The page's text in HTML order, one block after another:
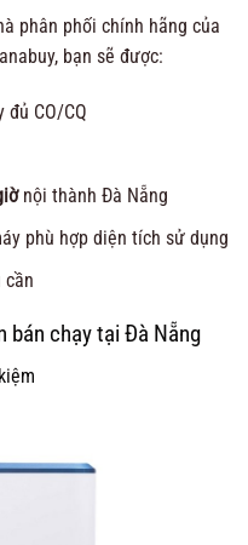
phân phối chính hãng của
bạn sẽ được:
đủ CO/CQ
nội thành Đà Nẵng
phù hợp diện tích sử dụng
cần
bán chạy tại Đà Nẵng